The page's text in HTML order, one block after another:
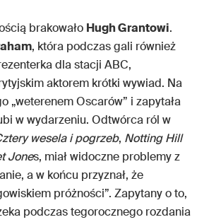
brakowało Hugh Grantowi.
, która podczas gali również
dla stacji ABC,
aktorem krótki wywiad. Na
„weterenem Oscarów” i zapytała
w wydarzeniu. Odtwórca ról w
wesela i pogrzeb, Notting Hill
Jones, miał widoczne problemy z
a w końcu przyznał, że
próżności”. Zapytany o to,
podczas tegorocznego rozdania